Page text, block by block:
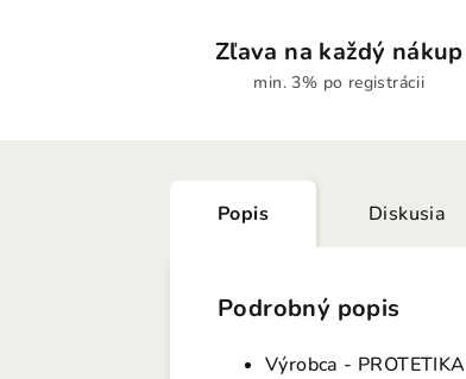
Zľava na každý nákup
min. 3% po registrácii
Popis Diskusia
Podrobný popis
Výrobca - PROTETIKA